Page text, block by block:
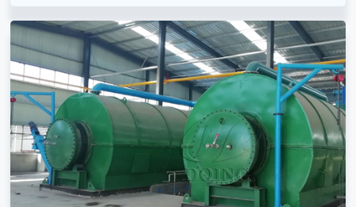
l, gás de síntese, etc. A máquina de reciclagem de
pirólise de pás de turbinas eólicas tem alta adaptab
ilidade, recursos ecologicamente corretos e eficient
es.